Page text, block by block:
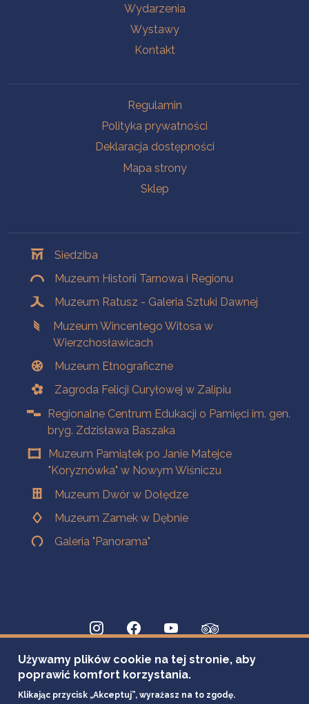
Wydarzenia
Wystawy
Kontakt
Regulamin
Polityka prywatności
Deklaracja dostępności
Mapa strony
Sklep
Siedziba
Muzeum Historii Tarnowa i Regionu
Muzeum Ratusz - Galeria Sztuki Dawnej
Muzeum Wincentego Witosa w
Wierzchosławicach
Muzeum Etnograficzne
Zagroda Felicji Curyłowej w Zalipiu
Regionalne Centrum Edukacji o Pamięci im. gen.
bryg. Zdzisława Baszaka
Muzeum Pamiątek po Janie Matejce
"Koryznówka" w Nowym Wiśniczu
Muzeum Dwór w Dołędze
Muzeum Zamek w Dębnie
Galeria "Panorama"
Używamy plików cookie na tej stronie, aby
poprawić komfort korzystania.
Klikając przycisk „Akceptuj”, wyrażasz na to zgodę.